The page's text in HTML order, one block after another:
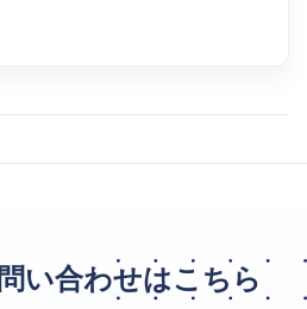
い合わせはこちら